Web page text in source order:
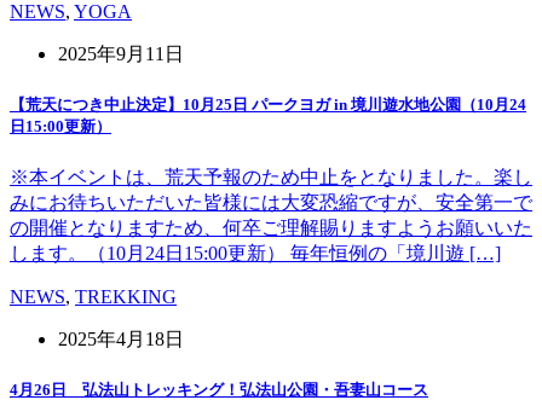
NEWS, YOGA
2025年9月11日
【荒天につき中止決定】10月25日 パークヨガ in 境川遊水地公園（10月24
日15:00更新）
※本イベントは、荒天予報のため中止をとなりました。楽し
みにお待ちいただいた皆様には大変恐縮ですが、安全第一で
の開催となりますため、何卒ご理解賜りますようお願いいた
します。（10月24日15:00更新） 毎年恒例の「境川遊 […]
NEWS, TREKKING
2025年4月18日
4月26日 弘法山トレッキング！弘法山公園・吾妻山コース